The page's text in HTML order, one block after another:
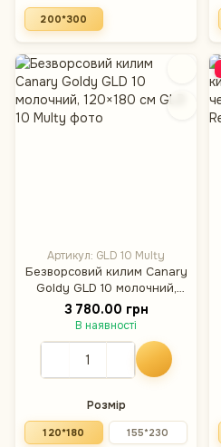
200*300
Артикул: GLD 10 Multy
Безворсовий килим Canary
Goldy GLD 10 молочний,
120×180 см
3 780.00 грн
В наявності
Розмір
120*180 155*230